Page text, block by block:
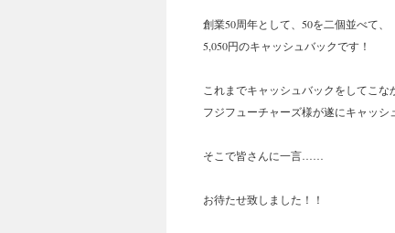
創業50周年として、50を二個並べて、
5,050円のキャッシュバックです！
これまでキャッシュバックをしてこな
フジフューチャーズ様が遂にキャッシ
そこで皆さんに一言……
お待たせ致しました！！